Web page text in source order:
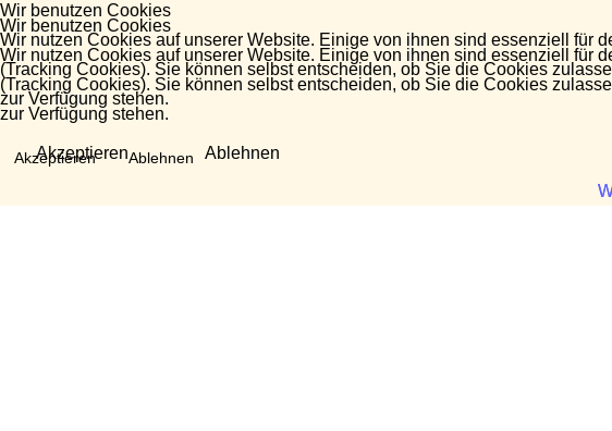
Wir benutzen Cookies
Wir nutzen Cookies auf unserer Website. Einige von ihnen sind essenziell für
(Tracking Cookies). Sie können selbst entscheiden, ob Sie die Cookies
zur Verfügung stehen.
Akzeptieren Ablehnen
Wir benutzen Cookies
Wir nutzen Cookies auf unserer Website. Einige von ihnen sind essenziell für
(Tracking Cookies). Sie können selbst entscheiden, ob Sie die Cookies
zur Verfügung stehen.
Akzeptieren Ablehnen